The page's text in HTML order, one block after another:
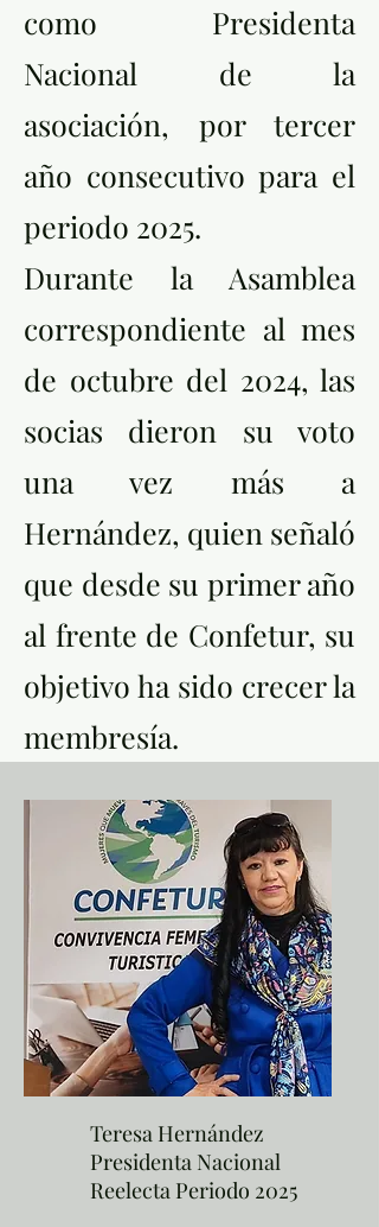
como Presidenta
Nacional de la
asociación, por tercer
año consecutivo para el
periodo 2025.
Durante la Asamblea
correspondiente al mes
de octubre del 2024, las
socias dieron su voto
una vez más a
Hernández, quien señaló
que desde su primer año
al frente de Confetur, su
objetivo ha sido crecer la
membresía.
Teresa Hernández
Presidenta Nacional
Reelecta Periodo 2025